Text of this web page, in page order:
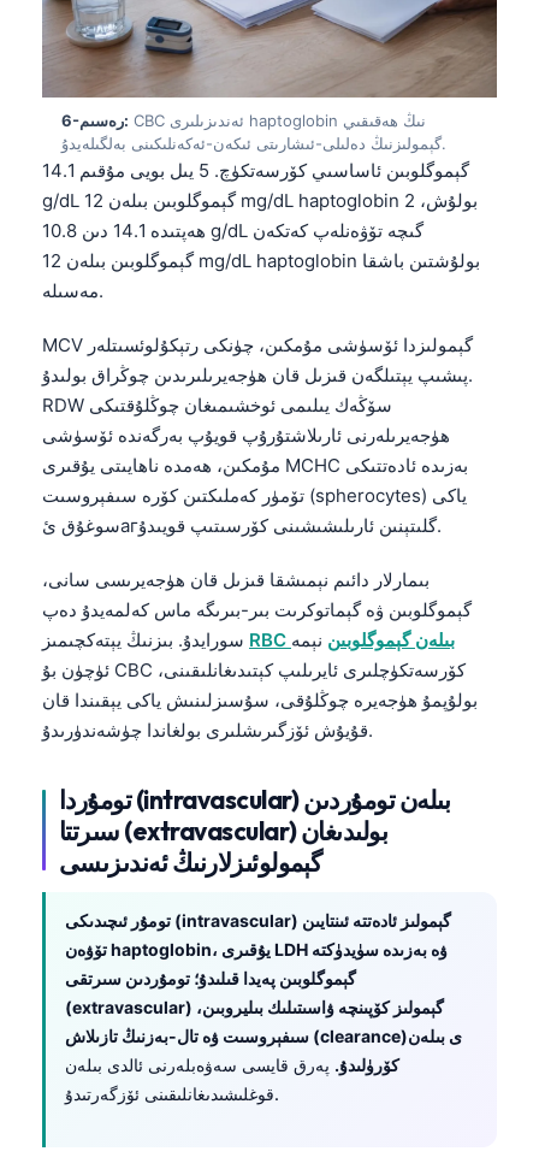
6-رەسىم: CBC ئەندىزىلىرى haptoglobin نىڭ ھەقىقىي
گېمولىزنىڭ دەلىلى-ئىشارىتى ئىكەن-ئەكەنلىكىنى بەلگىلەيدۇ.
گېموگلوبىن ئاساسىي كۆرسەتكۈچ. 5 يىل بويى مۇقىم 14.1
g/dL گېموگلوبىن بىلەن 12 mg/dL haptoglobin بولۇش، 2
ھەپتىدە 14.1 دىن 10.8 g/dL گىچە تۆۋەنلەپ كەتكەن
گېموگلوبىن بىلەن 12 mg/dL haptoglobin بولۇشتىن باشقا
مەسىلە.
MCV گېمولىزدا ئۆسۈشى مۇمكىن، چۈنكى رتېكۇلوئسىتلەر
پىشىپ يېتىلگەن قىزىل قان ھۈجەيرىلىرىدىن چوڭراق بولىدۇ.
RDW سۆڭەك يىلىمى ئوخشىمىغان چوڭلۇقتىكى
ھۈجەيرىلەرنى ئارىلاشتۇرۇپ قويۇپ بەرگەندە ئۆسۈشى
مۇمكىن، ھەمدە ناھايىتى يۇقىرى MCHC بەزىدە ئادەتتىكى
تۆمۈر كەملىكتىن كۆرە سىفېروسىت (spherocytes) ياكى
سوغۇق ئагگلىتېنىن ئارىلىشىشىنى كۆرسىتىپ قويىدۇ.
بىمارلار دائىم نېمىشقا قىزىل قان ھۈجەيرىسى سانى،
گېموگلوبىن ۋە گېماتوكرىت بىر-بىرىگە ماس كەلمەيدۇ دەپ
RBC بىلەن گېموگلوبىن نېمە
ئۈچۈن بۇ CBC كۆرسەتكۈچلىرى ئايرىلىپ كېتىدىغانلىقىنى،
بولۇپمۇ ھۈجەيرە چوڭلۇقى، سۇسىزلىنىش ياكى يېقىندا قان
قۇيۇش ئۆزگىرىشلىرى بولغاندا چۈشەندۈرىدۇ.
تومۇردا (intravascular) بىلەن تومۇردىن
سىرتتا (extravascular) بولىدىغان
گېمولوئىزلارنىڭ ئەندىزىسى
تومۇر ئىچىدىكى (intravascular) گېمولىز ئادەتتە ئىنتايىن
تۆۋەن haptoglobin، يۇقىرى LDH ۋە بەزىدە سۈيدۈكتە
گېموگلوبىن پەيدا قىلىدۇ؛ تومۇردىن سىرتقى
(extravascular) گېمولىز كۆپىنچە ۋاسىتىلىك بىليروبىن،
سىفېروسىت ۋە تال-بەزنىڭ تازىلاش (clearance)ى بىلەن
كۆرۈلىدۇ. پەرق قايسى سەۋەبلەرنى ئالدى بىلەن
قوغلىشىدىغانلىقىنى ئۆزگەرتىدۇ.
Hrvatski
Slovenčina
پښتو
سنڌي
অসমীয়া
Galego
Latviešu valoda
Македонски јазик
Euskara
Gàidhlig
Occitan
العربية المغربية
Монгол
ພາສາລາວ
Basa Jawa
Cebuano
Кыргызча
Беларуская мова
Esperanto
Frysk
Ślōnskŏ gŏdka